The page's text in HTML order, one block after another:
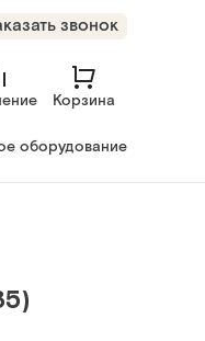
звонок
Корзина
оборудование